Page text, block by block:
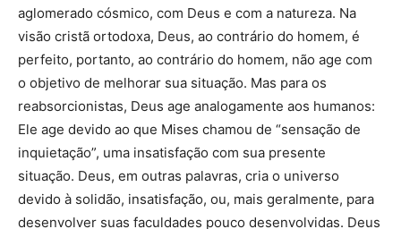
aglomerado cósmico, com Deus e com a natureza. Na
visão cristã ortodoxa, Deus, ao contrário do homem, é
perfeito, portanto, ao contrário do homem, não age com
o objetivo de melhorar sua situação. Mas para os
reabsorcionistas, Deus age analogamente aos humanos:
Ele age devido ao que Mises chamou de “sensação de
inquietação”, uma insatisfação com sua presente
situação. Deus, em outras palavras, cria o universo
devido à solidão, insatisfação, ou, mais geralmente, para
desenvolver suas faculdades pouco desenvolvidas. Deus